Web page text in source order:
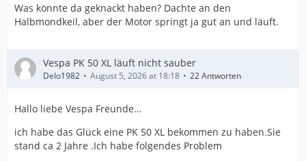
Was könnte da geknackt haben? Dachte an den
Halbmondkeil, aber der Motor springt ja gut an und läuft.
Vespa PK 50 XL läuft nicht sauber
Delo1982 August 5, 2026 at 18:18 22 Antworten
Hallo liebe Vespa Freunde…
ich habe das Glück eine PK 50 XL bekommen zu haben.Sie
stand ca 2 Jahre .Ich habe folgendes Problem